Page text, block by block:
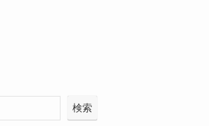
検索